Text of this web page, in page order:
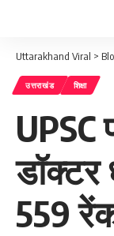
Uttarakhand Viral >
उत्तराखंड शिक्षा
UPSC
डॉक्टर
559